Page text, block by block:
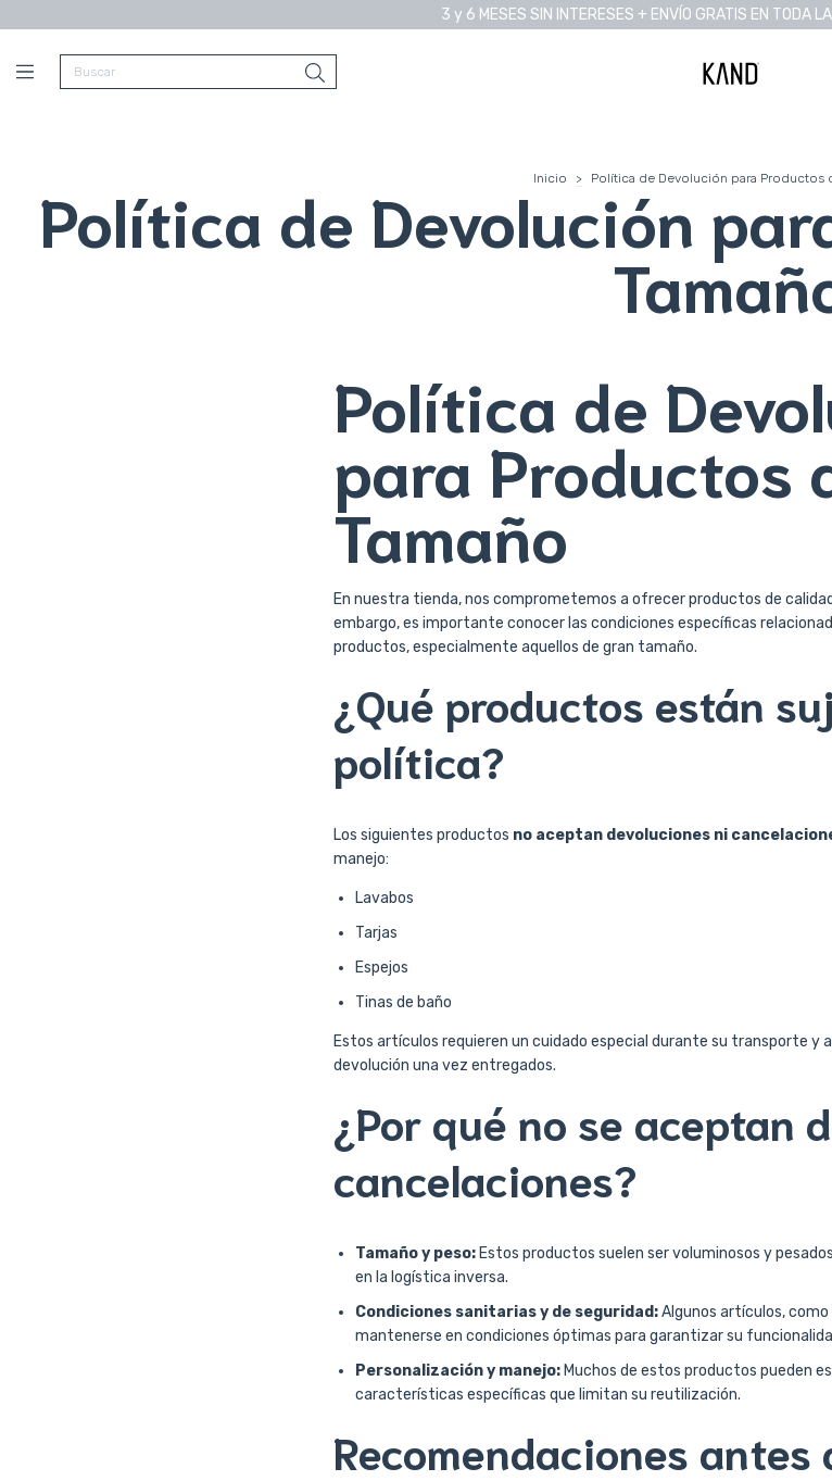
3 y 6 MESES SIN INTERESES + ENVÍO GRATIS EN TODA
Inicio > Política de Devolución para Productos
Política de Devolución
Política de
para Productos
Tamaño
En nuestra tienda, nos comprometemos a ofrecer productos de
embargo, es importante conocer las condiciones específicas
productos, especialmente aquellos de gran tamaño.
¿Qué productos están
política?
Los siguientes productos no aceptan devoluciones ni
manejo:
Lavabos
Tarjas
Espejos
Tinas de baño
Estos artículos requieren un cuidado especial durante su transporte y
devolución una vez entregados.
¿Por qué no se aceptan
cancelaciones?
Tamaño y peso: Estos productos suelen ser voluminosos y
en la logística inversa.
Condiciones sanitarias y de seguridad:Algunos artículos,
mantenerse en condiciones óptimas para garantizar su
Personalización y manejo: Muchos de estos productos pueden
características específicas que limitan su reutilización.
Recomendaciones antes